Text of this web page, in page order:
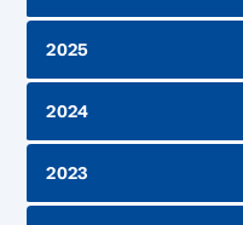
2025
2024
2023